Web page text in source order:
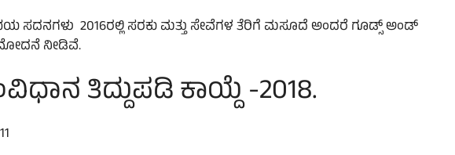
ಸದನಗಳು 2016ರಲ್ಲಿ ಸರಕು ಮತ್ತು ಸೇವೆಗಳ ತೆರಿಗೆ ಮಸೂದೆ ಅಂದರೆ ಗೂಡ್ಸ್ ಅಂಡ್
ನೀಡಿವೆ.
ತಿದ್ದುಪಡಿ ಕಾಯ್ದೆ -2018.